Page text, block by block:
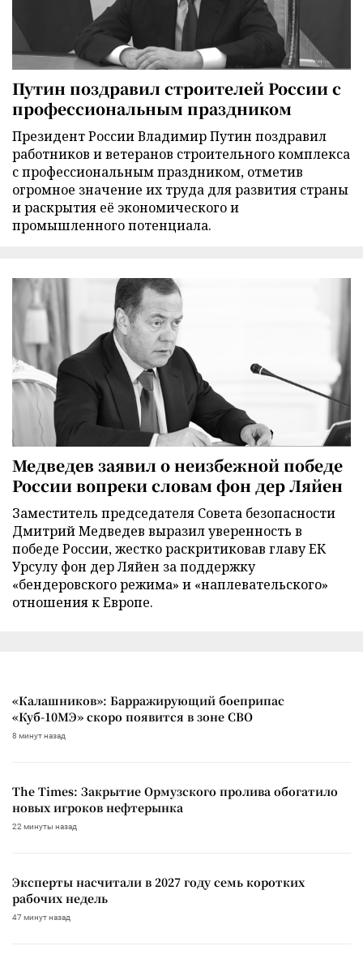
Путин поздравил строителей России с
профессиональным праздником
Президент России Владимир Путин поздравил
работников и ветеранов строительного комплекса
с профессиональным праздником, отметив
огромное значение их труда для развития страны
и раскрытия её экономического и
промышленного потенциала.
Медведев заявил о неизбежной победе
России вопреки словам фон дер Ляйен
Заместитель председателя Совета безопасности
Дмитрий Медведев выразил уверенность в
победе России, жестко раскритиковав главу ЕК
Урсулу фон дер Ляйен за поддержку
«бендеровского режима» и «наплевательского»
отношения к Европе.
«Калашников»: Барражирующий боеприпас
«Куб-10МЭ» скоро появится в зоне СВО
8 минут назад
The Times: Закрытие Ормузского пролива обогатило
новых игроков нефтерынка
22 минуты назад
Эксперты насчитали в 2027 году семь коротких
рабочих недель
47 минут назад